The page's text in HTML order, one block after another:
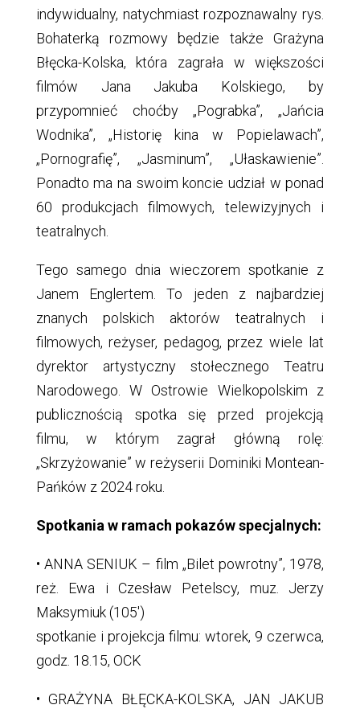
indywidualny, natychmiast rozpoznawalny rys.
Bohaterką rozmowy będzie także Grażyna
Błęcka-Kolska, która zagrała w większości
filmów Jana Jakuba Kolskiego, by
przypomnieć choćby „Pograbka”, „Jańcia
Wodnika”, „Historię kina w Popielawach”,
„Pornografię”, „Jasminum”, „Ułaskawienie”.
Ponadto ma na swoim koncie udział w ponad
60 produkcjach filmowych, telewizyjnych i
teatralnych.
Tego samego dnia wieczorem spotkanie z
Janem Englertem. To jeden z najbardziej
znanych polskich aktorów teatralnych i
filmowych, reżyser, pedagog, przez wiele lat
dyrektor artystyczny stołecznego Teatru
Narodowego. W Ostrowie Wielkopolskim z
publicznością spotka się przed projekcją
filmu, w którym zagrał główną rolę:
„Skrzyżowanie” w reżyserii Dominiki Montean-
Pańków z 2024 roku.
Spotkania w ramach pokazów specjalnych:
• ANNA SENIUK – film „Bilet powrotny”, 1978,
reż. Ewa i Czesław Petelscy, muz. Jerzy
Maksymiuk (105′)
spotkanie i projekcja filmu: wtorek, 9 czerwca,
godz. 18.15, OCK
• GRAŻYNA BŁĘCKA-KOLSKA, JAN JAKUB